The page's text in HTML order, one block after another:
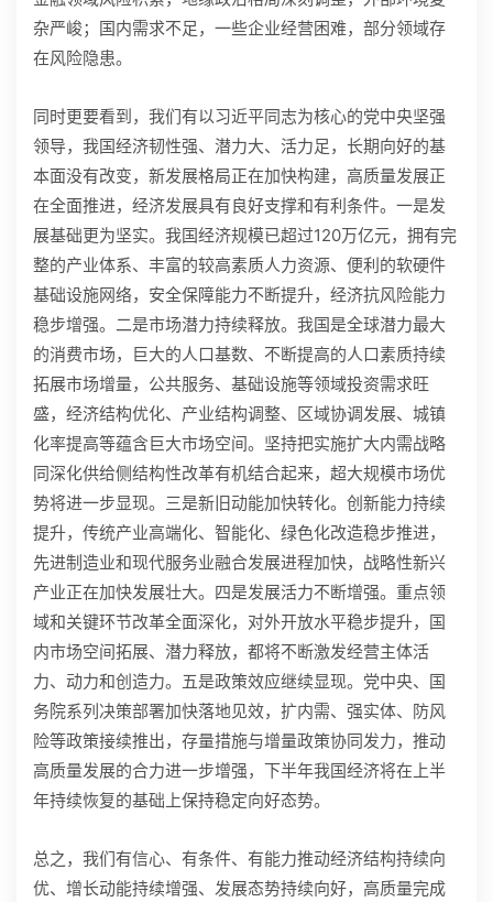
杂严峻；国内需求不足，一些企业经营困难，部分领域存
在风险隐患。
同时更要看到，我们有以习近平同志为核心的党中央坚强
领导，我国经济韧性强、潜力大、活力足，长期向好的基
本面没有改变，新发展格局正在加快构建，高质量发展正
在全面推进，经济发展具有良好支撑和有利条件。一是发
展基础更为坚实。我国经济规模已超过120万亿元，拥有完
整的产业体系、丰富的较高素质人力资源、便利的软硬件
基础设施网络，安全保障能力不断提升，经济抗风险能力
稳步增强。二是市场潜力持续释放。我国是全球潜力最大
的消费市场，巨大的人口基数、不断提高的人口素质持续
拓展市场增量，公共服务、基础设施等领域投资需求旺
盛，经济结构优化、产业结构调整、区域协调发展、城镇
化率提高等蕴含巨大市场空间。坚持把实施扩大内需战略
同深化供给侧结构性改革有机结合起来，超大规模市场优
势将进一步显现。三是新旧动能加快转化。创新能力持续
提升，传统产业高端化、智能化、绿色化改造稳步推进，
先进制造业和现代服务业融合发展进程加快，战略性新兴
产业正在加快发展壮大。四是发展活力不断增强。重点领
域和关键环节改革全面深化，对外开放水平稳步提升，国
内市场空间拓展、潜力释放，都将不断激发经营主体活
力、动力和创造力。五是政策效应继续显现。党中央、国
务院系列决策部署加快落地见效，扩内需、强实体、防风
险等政策接续推出，存量措施与增量政策协同发力，推动
高质量发展的合力进一步增强，下半年我国经济将在上半
年持续恢复的基础上保持稳定向好态势。
总之，我们有信心、有条件、有能力推动经济结构持续向
优、增长动能持续增强、发展态势持续向好，高质量完成